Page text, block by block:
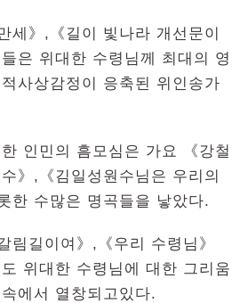
세》,《길이 빛나라 개선문이
은 위대한 수령님께 최대의 영
사상감정이 응축된 위인송가
인민의 흠모심은 가요 《강철
》,《김일성원수님은 우리의
한 수많은 명곡들을 낳았다.
림길이여》,《우리 수령님》
위대한 수령님에 대한 그리움
에서 열창되고있다.